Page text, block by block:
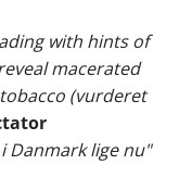
with hints of
macerated
(vurderet
Danmark lige nu"